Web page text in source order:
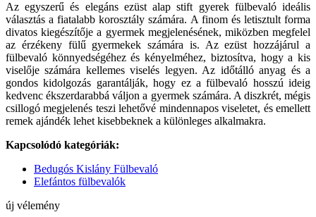
Az egyszerű és elegáns ezüst alap stift gyerek fülbevaló ideális
választás a fiatalabb korosztály számára. A finom és letisztult forma
divatos kiegészítője a gyermek megjelenésének, miközben megfelel
az érzékeny fülű gyermekek számára is. Az ezüst hozzájárul a
fülbevaló könnyedségéhez és kényelméhez, biztosítva, hogy a kis
viselője számára kellemes viselés legyen. Az időtálló anyag és a
gondos kidolgozás garantálják, hogy ez a fülbevaló hosszú ideig
kedvenc ékszerdarabbá váljon a gyermek számára. A diszkrét, mégis
csillogó megjelenés teszi lehetővé mindennapos viseletet, és emellett
remek ajándék lehet kisebbeknek a különleges alkalmakra.
Kapcsolódó kategóriák:
Bedugós Kislány Fülbevaló
Elefántos fülbevalók
új vélemény